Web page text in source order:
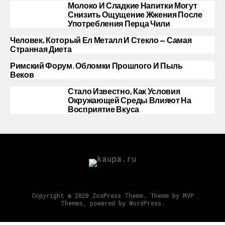
Молоко И Сладкие Напитки Могут
Снизить Ощущение Жжения После
Употребления Перца Чили
Человек, Который Ел Металл И Стекло — Самая
Странная Диета
Римский Форум. Обломки Прошлого И Пыль
Веков
Стало Известно, Как Условия
Окружающей Среды Влияют На
Восприятие Вкуса
Copyright © 2020 ZoxPress Theme. Theme by MVP
Themes, powered by WordPress.